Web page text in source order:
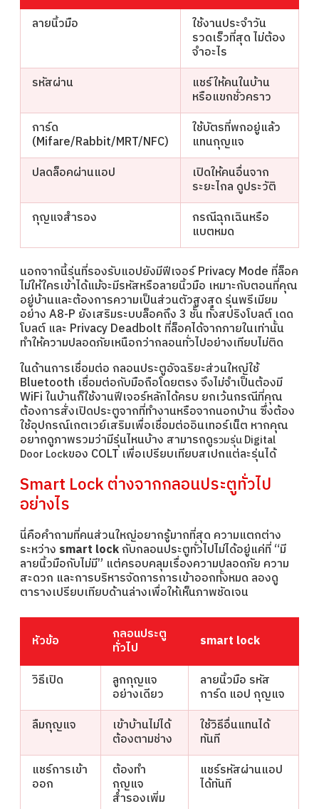
ลายนิ้วมือ
ใช้งานประจำวัน
รวดเร็วที่สุด ไม่ต้อง
จำอะไร
รหัสผ่าน
แชร์ให้คนในบ้าน
หรือแขกชั่วคราว
การ์ด
(Mifare/Rabbit/MRT/NFC)
ใช้บัตรที่พกอยู่แล้ว
แทนกุญแจ
ปลดล็อคผ่านแอป
เปิดให้คนอื่นจาก
ระยะไกล ดูประวัติ
กุญแจสำรอง
กรณีฉุกเฉินหรือ
แบตหมด
นอกจากนี้รุ่นที่รองรับแอปยังมีฟีเจอร์ Privacy Mode ที่ล็อค
ไม่ให้ใครเข้าได้แม้จะมีรหัสหรือลายนิ้วมือ เหมาะกับตอนที่คุณ
อยู่บ้านและต้องการความเป็นส่วนตัวสูงสุด รุ่นพรีเมียม
อย่าง A8-P ยังเสริมระบบล็อคถึง 3 ชั้น ทั้งสปริงโบลต์ เดด
โบลต์ และ Privacy Deadbolt ที่ล็อคได้จากภายในเท่านั้น
ทำให้ความปลอดภัยเหนือกว่ากลอนทั่วไปอย่างเทียบไม่ติด
ในด้านการเชื่อมต่อ กลอนประตูอัจฉริยะส่วนใหญ่ใช้
Bluetooth เชื่อมต่อกับมือถือโดยตรง จึงไม่จำเป็นต้องมี
WiFi ในบ้านก็ใช้งานฟีเจอร์หลักได้ครบ ยกเว้นกรณีที่คุณ
ต้องการสั่งเปิดประตูจากที่ทำงานหรือจากนอกบ้าน ซึ่งต้อง
ใช้อุปกรณ์เกตเวย์เสริมเพื่อเชื่อมต่ออินเทอร์เน็ต หากคุณ
อยากดูภาพรวมว่ามีรุ่นไหนบ้าง สามารถดูรวมรุ่น Digital
Door Lockของ COLT เพื่อเปรียบเทียบสเปกแต่ละรุ่นได้
Smart Lock ต่างจากกลอนประตูทั่วไป
อย่างไร
นี่คือคำถามที่คนส่วนใหญ่อยากรู้มากที่สุด ความแตกต่าง
ระหว่าง smart lockกับกลอนประตูทั่วไปไม่ได้อยู่แค่ที่ “มี
ลายนิ้วมือกับไม่มี” แต่ครอบคลุมเรื่องความปลอดภัย ความ
สะดวก และการบริหารจัดการการเข้าออกทั้งหมด ลองดู
ตารางเปรียบเทียบด้านล่างเพื่อให้เห็นภาพชัดเจน
หัวข้อ กลอนประตู
ทั่วไป smart lock
วิธีเปิด ลูกกุญแจ
อย่างเดียว
ลายนิ้วมือ รหัส
การ์ด แอป กุญแจ
ลืมกุญแจ
เข้าบ้านไม่ได้
ต้องตามช่าง
ใช้วิธีอื่นแทนได้
ทันที
แชร์การเข้า
ออก
ต้องทำ
กุญแจ
สำรองเพิ่ม
แชร์รหัสผ่านแอป
ได้ทันที